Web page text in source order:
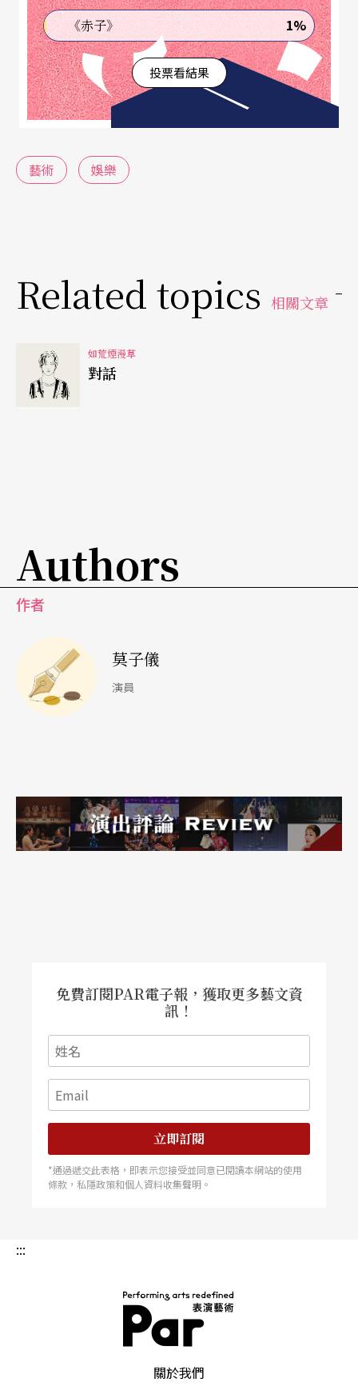
國高中開始常蹺課，有時跟朋友在二輪戲院看一天
的電影。青年時期第一次看電影莫名地被感動落
淚，是《心靈捕手》。也許在叛逆的年少輕狂中，
真正想要的是有人真的能理解你，接住你。
第一次被劇場震撼，是看田啟元的《一個少尉軍官
退伍後很長一段時間，每年都會想盡辦法去看當屆
入圍奧斯卡和金馬各類獎項的電影，很大的原因只
是因為好奇。什麼是最佳？為什麼它沒有入圍？這
樣的習慣持續很多年之後，就有了自己的喜好和評
藝術是什麼，是很個人的吧，它應該就是屬於個人
的，屬於每一個人自己的，不是一個標準或絕對。
藝術與娛樂是相對應的兩極嗎？還是相依存的互
小時候可以很簡單的用「難看死了」，「大爛片」
來總結一切。現在可以不用追隨評論的大師畢恭畢
劣，沒有所謂高尚庸俗的分類。
什麼電影都看，英雄片、戰爭片、動畫片，最喜歡
的是紀錄片和恐怖片；一個在「扮演」與「戲劇
性」的追求中相對趨近真實，一個根基於各部門的
技術，追求效果與虛幻。有很長一段時間，《銀
魂》陪伴我度過每一天，遠離所謂藝術和創作這件
事情，遠離所有自以為的了不起。《銀魂》結束連
載時，我甚至覺得自己的靈魂也不再年輕了。
每一個作品都是屬於觀者個人的體驗，沒有絕對藝
術與娛樂的分野，沒有絕對的大師和經典。如同我
喜歡的創作源頭，其實是不耽溺的奔放和享受：我
《赤子》 1%
投票看結果
藝術 娛樂
Related topics 相關文章
如荒煙漫草
對話
Authors
作者
莫子儀
演員
免費訂閱PAR電子報，獲取更多藝文資
訊！
立即訂閱
*通過遞交此表格，即表示您接受並同意已閱讀本網站的使用
條款，私隱政策和個人資料收集聲明。
:::
關於我們